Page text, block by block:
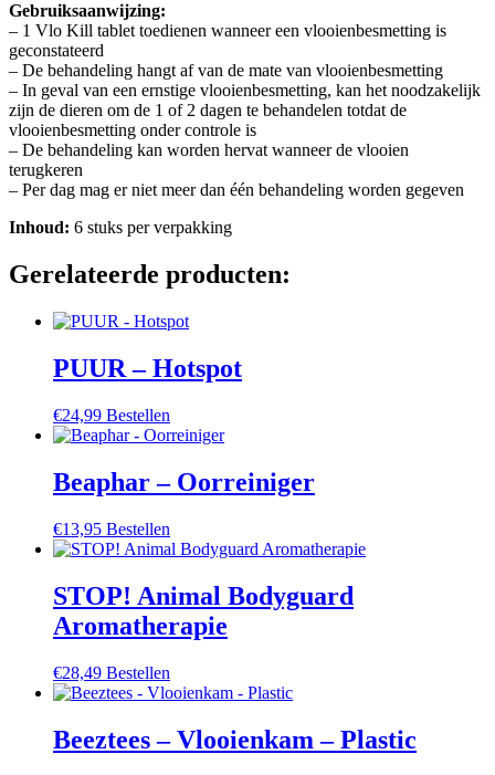
Gebruiksaanwijzing:
– 1 Vlo Kill tablet toedienen wanneer een vlooienbesmetting is
geconstateerd
– De behandeling hangt af van de mate van vlooienbesmetting
– In geval van een ernstige vlooienbesmetting, kan het noodzakelijk
zijn de dieren om de 1 of 2 dagen te behandelen totdat de
vlooienbesmetting onder controle is
– De behandeling kan worden hervat wanneer de vlooien
terugkeren
– Per dag mag er niet meer dan één behandeling worden gegeven
Inhoud: 6 stuks per verpakking
Gerelateerde producten:
PUUR – Hotspot
€24,99 Bestellen
Beaphar – Oorreiniger
€13,95 Bestellen
STOP! Animal Bodyguard
Aromatherapie
€28,49 Bestellen
Beeztees – Vlooienkam – Plastic